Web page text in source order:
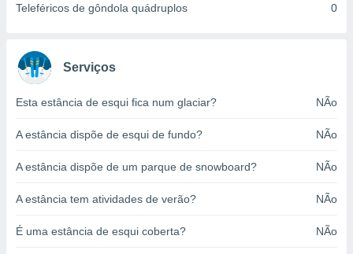
na
de
ou aceder
Teleféricos de gôndola quádruplos 0
Serviços
Esta estância de esqui fica num glaciar? NÃo
A estância dispõe de esqui de fundo? NÃo
A estância dispõe de um parque de snowboard? NÃo
A estância tem atividades de verão? NÃo
É uma estância de esqui coberta? NÃo